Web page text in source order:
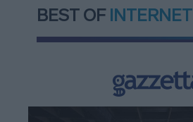
BEST OF INTERNET